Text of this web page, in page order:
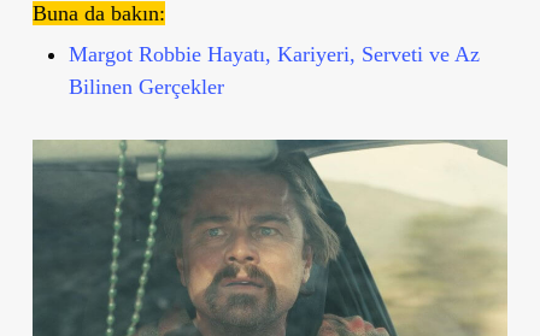
Buna da bakın:
Margot Robbie Hayatı, Kariyeri, Serveti ve Az
Bilinen Gerçekler